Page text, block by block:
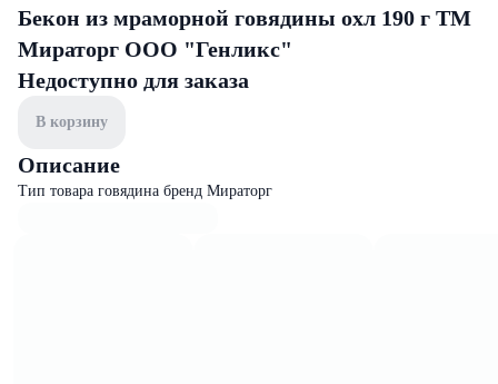
Бекон из мраморной говядины охл 190 г ТМ
Мираторг ООО "Генликс"
Недоступно для заказа
В корзину
Описание
Тип товара говядина бренд Мираторг